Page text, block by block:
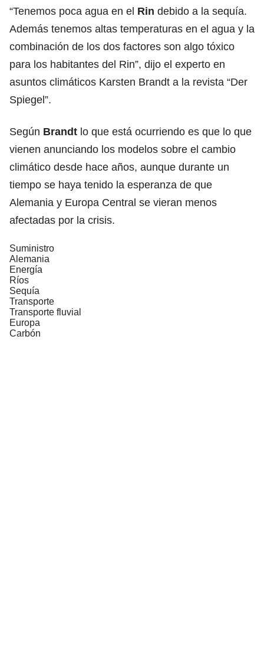
“Tenemos poca agua en el Rin debido a la sequía.
Además tenemos altas temperaturas en el agua y la
combinación de los dos factores son algo tóxico
para los habitantes del Rin”, dijo el experto en
asuntos climáticos Karsten Brandt a la revista “Der
Spiegel”.
Según Brandt lo que está ocurriendo es que lo que
vienen anunciando los modelos sobre el cambio
climático desde hace años, aunque durante un
tiempo se haya tenido la esperanza de que
Alemania y Europa Central se vieran menos
afectadas por la crisis.
Suministro
Alemania
Energía
Ríos
Sequía
Transporte
Transporte fluvial
Europa
Carbón